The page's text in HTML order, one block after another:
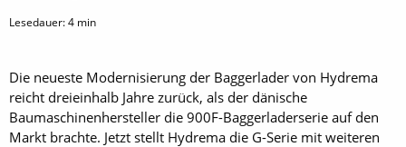
Lesedauer:4 min
Die neueste Modernisierung der Baggerlader von Hydrema
reicht dreieinhalb Jahre zurück, als der dänische
Baumaschinenhersteller die 900F-Baggerladerserie auf den
Markt brachte. Jetzt stellt Hydrema die G-Serie mit weiteren